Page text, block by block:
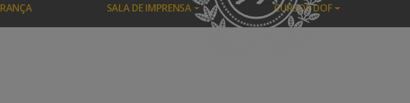
SALA DE IMPRENSA CURSOS DOF